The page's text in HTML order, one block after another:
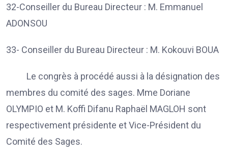
32-Conseiller du Bureau Directeur : M. Emmanuel
ADONSOU
33- Conseiller du Bureau Directeur : M. Kokouvi BOUA
Le congrès à procédé aussi à la désignation des
membres du comité des sages. Mme Doriane
OLYMPIO et M. Koffi Difanu Raphaël MAGLOH sont
respectivement présidente et Vice-Président du
Comité des Sages.